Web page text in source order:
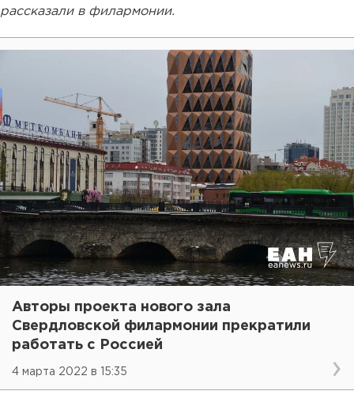
рассказали в филармонии.
Авторы проекта нового зала
Свердловской филармонии прекратили
работать с Россией
4 марта 2022 в 15:35